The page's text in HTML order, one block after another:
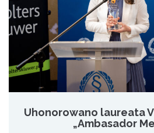
Uhonorowano laureata
„Ambasador